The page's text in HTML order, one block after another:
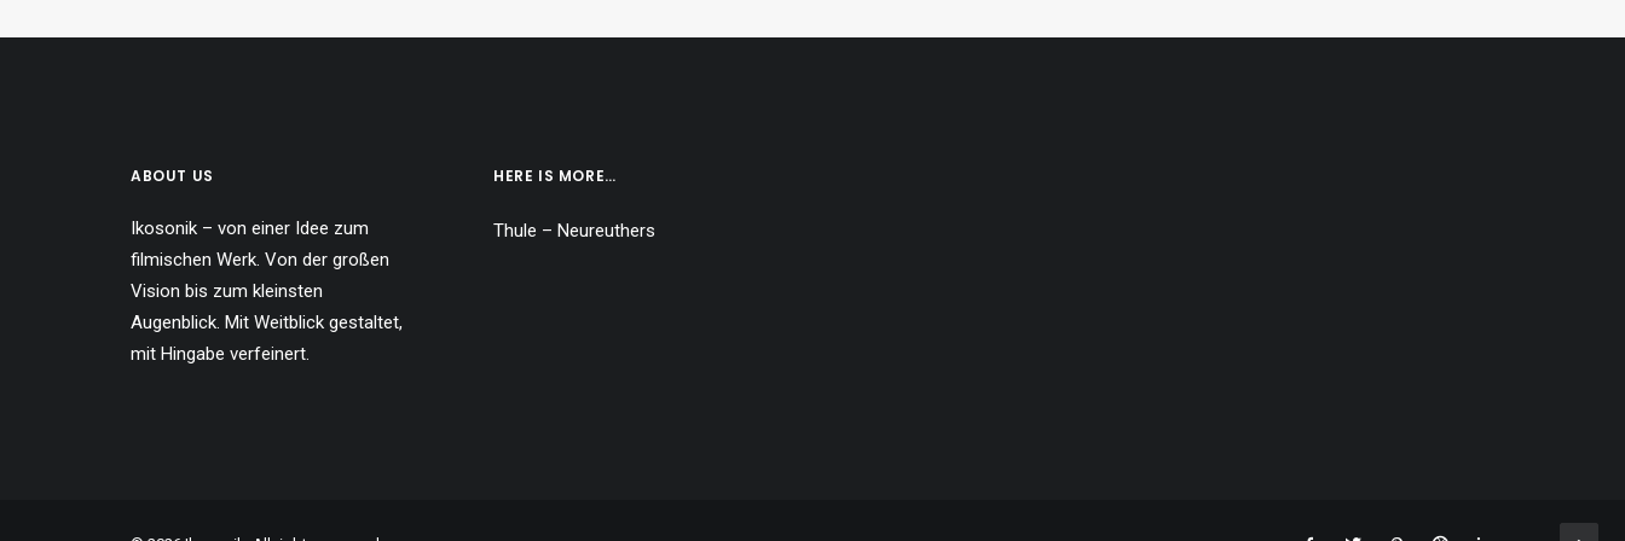
ABOUT US
Ikosonik – von einer Idee zum
filmischen Werk. Von der großen
Vision bis zum kleinsten
Augenblick. Mit Weitblick gestaltet,
mit Hingabe verfeinert.
HERE IS MORE…
Thule – Neureuthers